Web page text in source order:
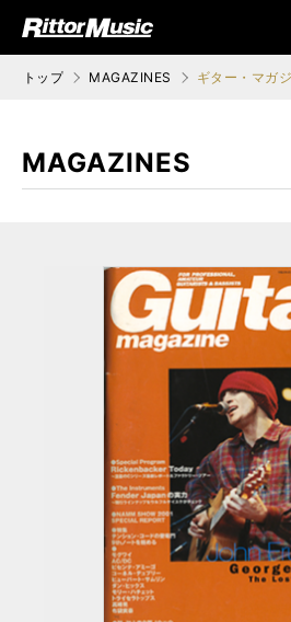
ジック (Rittor Musi
トップ MAGAZINES ギター・マガ
MAGAZINES